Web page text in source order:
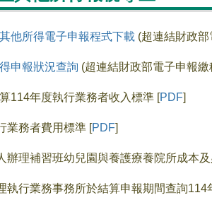
他所得電子申報程式下載 (超連結財政
申報狀況查詢 (超連結財政部電子申報繳
114年度執行業務者收入標準 [PDF]
業務者費用標準 [PDF]
辦理補習班幼兒園與養護療養院所成本
執行業務事務所於結算申報期間查詢